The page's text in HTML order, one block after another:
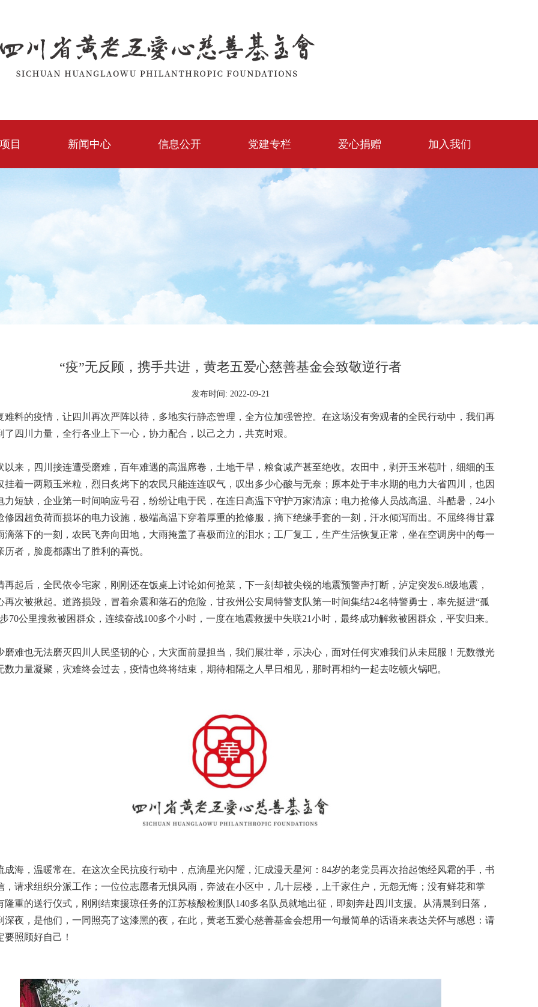
“疫”无反顾，携手共进，黄老五爱心慈善基金会致敬逆行者
发布时间: 2022-09-21
的疫情，让四川再次严阵以待，多地实行静态管理，全方位加强管控。在这场没有旁观者的全民行动中，我们再
了四川力量，全行各业上下一心，协力配合，以己之力，共克时艰。
，四川接连遭受磨难，百年难遇的高温席卷，土地干旱，粮食减产甚至绝收。农田中，剥开玉米苞叶，细细的玉
挂着一两颗玉米粒，烈日炙烤下的农民只能连连叹气，叹出多少心酸与无奈；原本处于丰水期的电力大省四川，也因
力短缺，企业第一时间响应号召，纷纷让电于民，在连日高温下守护万家清凉；电力抢修人员战高温、斗酷暑，24小
修因超负荷而损坏的电力设施，极端高温下穿着厚重的抢修服，摘下绝缘手套的一刻，汗水倾泻而出。不屈终得甘霖
滴落下的一刻，农民飞奔向田地，大雨掩盖了喜极而泣的泪水；工厂复工，生产生活恢复正常，坐在空调房中的每一
历者，脸庞都露出了胜利的喜悦。
后，全民依令宅家，刚刚还在饭桌上讨论如何抢菜，下一刻却被尖锐的地震预警声打断，泸定突发6.8级地震，
再次被揪起。道路损毁，冒着余震和落石的危险，甘孜州公安局特警支队第一时间集结24名特警勇士，率先挺进“孤
70公里搜救被困群众，连续奋战100多个小时，一度在地震救援中失联21小时，最终成功解救被困群众，平安归来。
也无法磨灭四川人民坚韧的心，大灾面前显担当，我们展壮举，示决心，面对任何灾难我们从未屈服！无数微光
数力量凝聚，灾难终会过去，疫情也终将结束，期待相隔之人早日相见，那时再相约一起去吃顿火锅吧。
，温暖常在。在这次全民抗疫行动中，点滴星光闪耀，汇成漫天星河：84岁的老党员再次抬起饱经风霜的手，书
，请求组织分派工作；一位位志愿者无惧风雨，奔波在小区中，几十层楼，上千家住户，无怨无悔；没有鲜花和掌
隆重的送行仪式，刚刚结束援琼任务的江苏核酸检测队140多名队员就地出征，即刻奔赴四川支援。从清晨到日落，
深夜，是他们，一同照亮了这漆黑的夜，在此，黄老五爱心慈善基金会想用一句最简单的话语来表达关怀与感恩：请
要照顾好自己！
目 新闻中心 信息公开 党建专栏 爱心捐赠 加入我们